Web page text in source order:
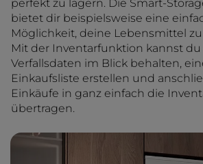
perfekt zu lagern. Die Smart-
bietet dir beispielsweise eine
Möglichkeit, deine Lebensmittel zu
Mit der Inventarfunktion kannst du
Verfallsdaten im Blick behalten,
Einkaufsliste erstellen und
Einkäufe in ganz einfach die
übertragen.